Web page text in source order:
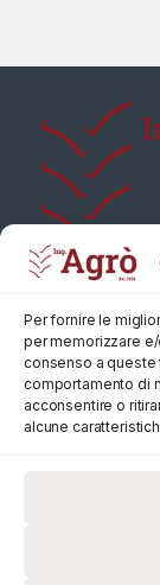
Per fornire le
per memorizzare
consenso a
comportamento di
acconsentire o
alcune